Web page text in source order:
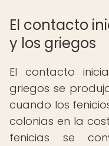
El contacto
y los griegos
El contacto
griegos se
cuando los
colonias en la
fenicias se